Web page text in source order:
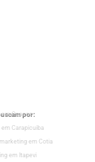
por:
em Osasco
Carapicuiba
em Cotia
em Itapevi